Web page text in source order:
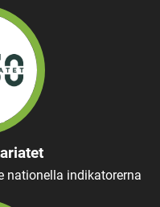
nationella indikatorerna